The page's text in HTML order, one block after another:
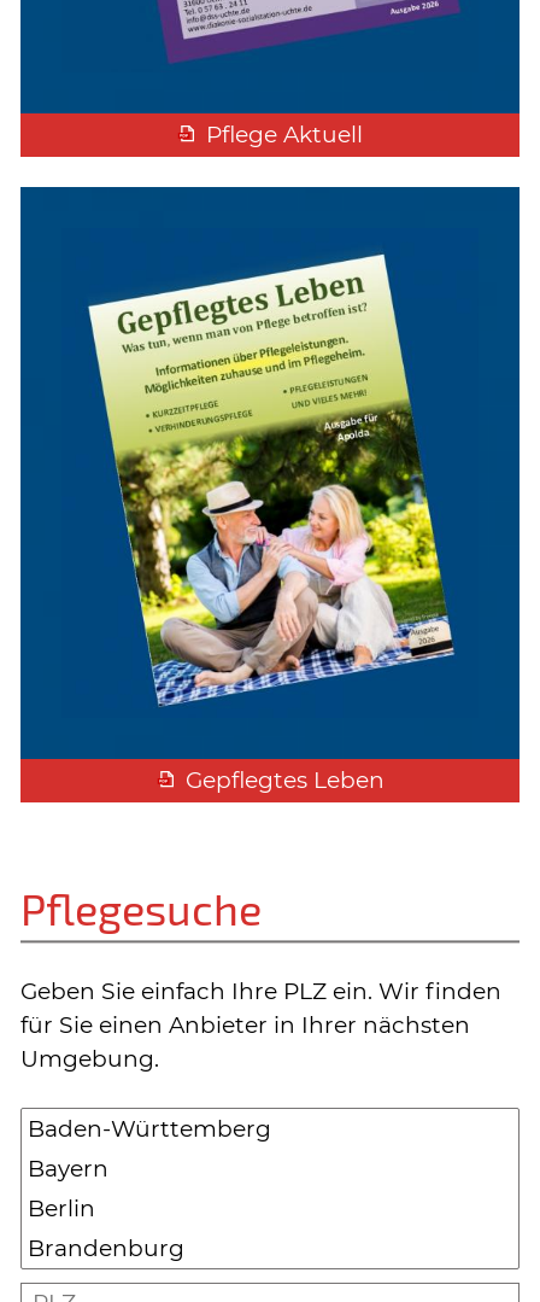
Pflege Aktuell
Gepflegtes Leben
Pflegesuche
Geben Sie einfach Ihre PLZ ein. Wir finden
für Sie einen Anbieter in Ihrer nächsten
Umgebung.